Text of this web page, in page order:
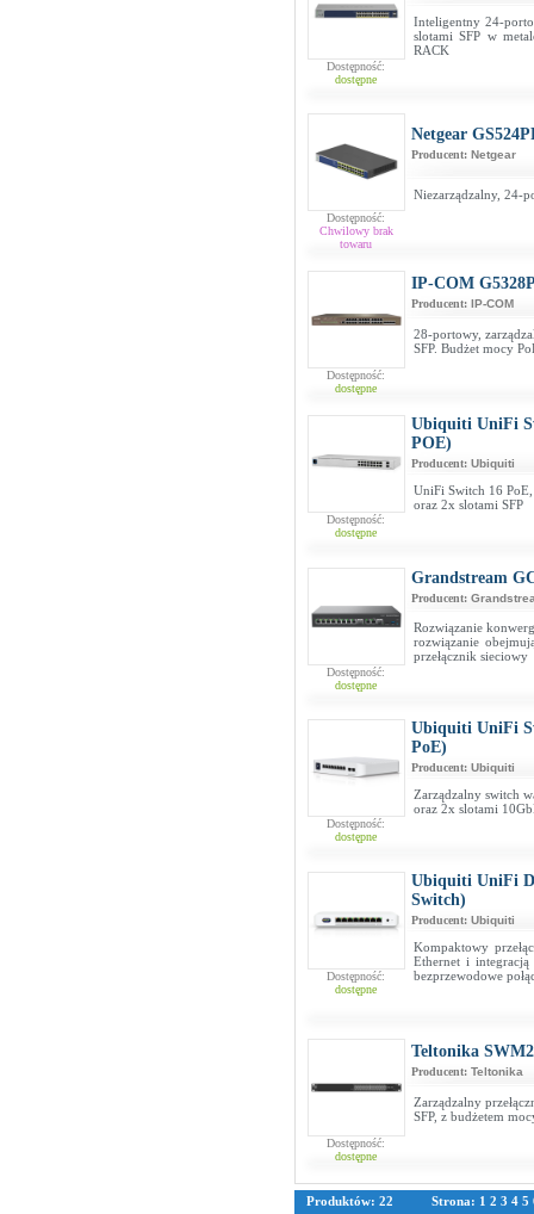
Dostępność:
dostępne
Inteligentny 24-
slotami SFP w
RACK
Dostępność:
Chwilowy brak
towaru
Netgear
Producent: Netgear
Niezarządzalny, 24-
Dostępność:
dostępne
IP-COM
Producent: IP-COM
28-portowy,
SFP. Budżet mocy
Dostępność:
dostępne
Ubiquiti UniFi
POE)
Producent: Ubiquiti
UniFi Switch 16
oraz 2x slotami SFP
Dostępność:
dostępne
Grandstream
Producent:
Rozwiązanie
rozwiązanie
przełącznik sieciowy
Dostępność:
dostępne
Ubiquiti UniFi
PoE)
Producent: Ubiquiti
Zarządzalny switch
oraz 2x slotami
Dostępność:
dostępne
Ubiquiti UniFi
Switch)
Producent: Ubiquiti
Kompaktowy
Ethernet i integracją
bezprzewodowe
Dostępność:
dostępne
Teltonika
Producent: Teltonika
Zarządzalny
SFP, z budżetem
Produktów: 22 Strona: 1 2 3 4 5